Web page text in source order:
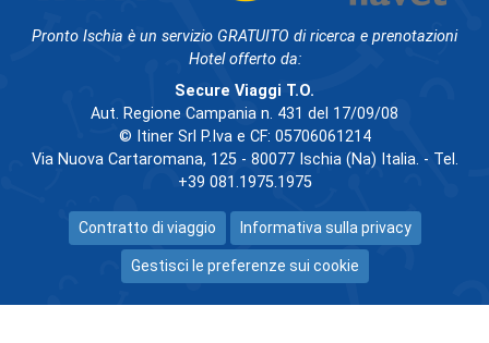
Pronto Ischia è un servizio GRATUITO di ricerca e prenotazioni
Hotel offerto da:
Secure Viaggi T.O.
Aut. Regione Campania n. 431 del 17/09/08
© Itiner Srl P.Iva e CF: 05706061214
Via Nuova Cartaromana, 125 - 80077 Ischia (Na) Italia. - Tel.
+39 081.1975.1975
Contratto di viaggio Informativa sulla privacy
Gestisci le preferenze sui cookie